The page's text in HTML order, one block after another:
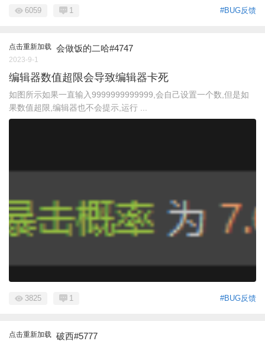
#BUG反馈
6059 1
点击重新加载 会做饭的二哈#4747
2023-9-1
编辑器数值超限会导致编辑器卡死
如图所示如果一直输入9999999999999,会自己设置一个数,但是如
果数值超限,编辑器也不会提示,运行 ...
#BUG反馈
3825 1
点击重新加载 破西#5777